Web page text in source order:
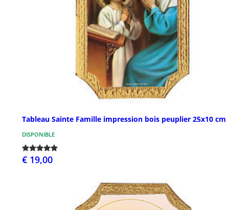
Tableau Sainte Famille impression bois peuplier 25x10 cm
DISPONIBLE
€ 19,00